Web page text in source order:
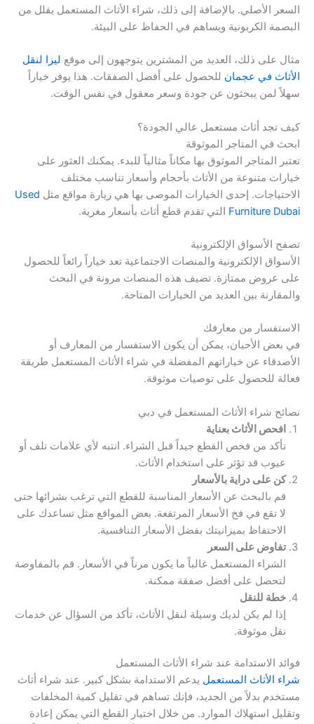
السعر الأصلي. بالإضافة إلى ذلك، شراء الأثاث المستعمل يقلل من
البصمة الكربونية ويساهم في الحفاظ على البيئة.
مثال على ذلك، العديد من المشترين يتوجهون إلى موقع ليزا لنقل
الأثاث في عجمان للحصول على أفضل الصفقات. هذا يوفر خياراً
سهلاً لمن يبحثون عن جودة وسعر معقول في نفس الوقت.
كيف تجد أثاث مستعمل عالي الجودة؟
ابحث في المتاجر الموثوقة
تعتبر المتاجر الموثوق بها مكاناً مثالياً للبدء. يمكنك العثور على
خيارات متنوعة من الأثاث بأحجام وأسعار تناسب مختلف
الاحتياجات. إحدى الخيارات الموصى بها هي زيارة مواقع مثل Used
Furniture Dubai التي تقدم قطع أثاث بأسعار مغرية.
تصفح الأسواق الإلكترونية
الأسواق الإلكترونية والمنصات الاجتماعية تعد خياراً رائعاً للحصول
على عروض ممتازة. تضيف هذه المنصات مرونة في البحث
والمقارنة بين العديد من الخيارات المتاحة.
الاستفسار من معارفك
في بعض الأحيان، يمكن أن يكون الاستفسار من المعارف أو
الأصدقاء عن خياراتهم المفضلة في شراء الأثاث المستعمل طريقة
فعالة للحصول على توصيات موثوقة.
نصائح شراء الأثاث المستعمل في دبي
افحص الأثاث بعناية
تأكد من فحص القطع جيداً قبل الشراء. انتبه لأي علامات تلف أو
عيوب قد تؤثر على استخدام الأثاث.
كن على دراية بالأسعار
قم بالبحث عن الأسعار المناسبة للقطع التي ترغب بشرائها حتى
لا تقع في فخ الأسعار المرتفعة. بعض المواقع مثل تساعدك على
الاحتفاظ بميزانيتك بفضل الأسعار التنافسية.
تفاوض على السعر
الشراء المستعمل غالباً ما يكون مرناً في الأسعار. قم بالمفاوضة
لتحصل على أفضل صفقة ممكنة.
خطة للنقل
إذا لم يكن لديك وسيلة لنقل الأثاث، تأكد من السؤال عن خدمات
نقل موثوقة.
فوائد الاستدامة عند شراء الأثاث المستعمل
شراء الأثاث المستعمل يدعم الاستدامة بشكل كبير. عند شراء أثاث
مستخدم بدلاً من الجديد، فإنك تساهم في تقليل كمية المخلفات
وتقليل استهلاك الموارد. من خلال اختيار القطع التي يمكن إعادة